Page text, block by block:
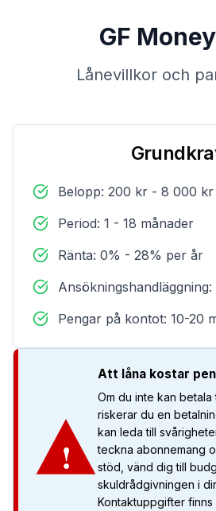
GF
Lånevillkor och
Belopp: 200 kr - 8 000 kr
Period: 1 - 18 månader
Ränta: 0% - 28% per år
Pengar på kontot: 10-20
!
Att låna kostar
Om du inte kan
riskerar du en
kan leda till
teckna abonnemang
stöd, vänd dig till
skuldrådgivningen i
Kontaktuppgifter finns